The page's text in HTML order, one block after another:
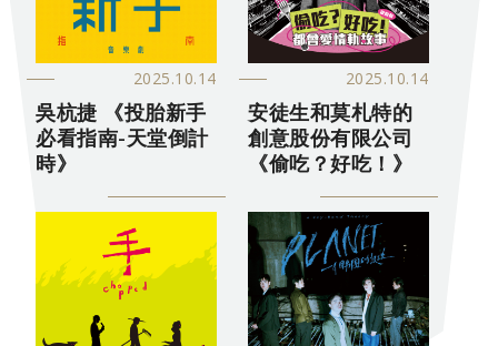
2025.10.14
吳杭捷 《投胎新手
必看指南-天堂倒計
時》
2025.10.14
安徒生和莫札特的
創意股份有限公司
《偷吃？好吃！》